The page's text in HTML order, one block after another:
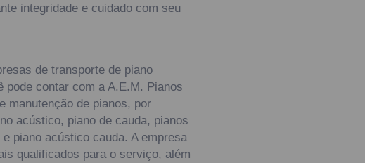
integridade e cuidado com seu
de transporte de piano
pode contar com a A.E.M. Pianos
manutenção de pianos, por
acústico, piano de cauda, pianos
piano acústico cauda. A empresa
qualificados para o serviço, além